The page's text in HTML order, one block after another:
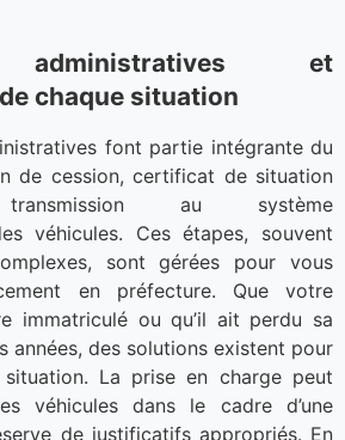
administratives et
chaque situation
font partie intégrante du
de cession, certificat de situation
transmission au système
véhicules. Ces étapes, souvent
sont gérées pour vous
en préfecture. Que votre
immatriculé ou qu’il ait perdu sa
années, des solutions existent pour
situation. La prise en charge peut
véhicules dans le cadre d’une
de justificatifs appropriés. En